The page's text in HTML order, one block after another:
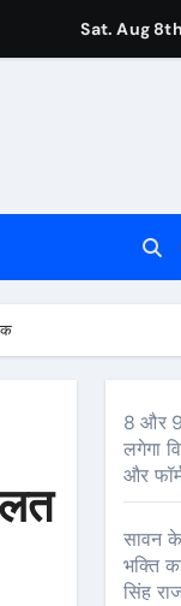
Sat. Aug
8 और 9
लगेगा
और
सावन
भक्ति
सिंह